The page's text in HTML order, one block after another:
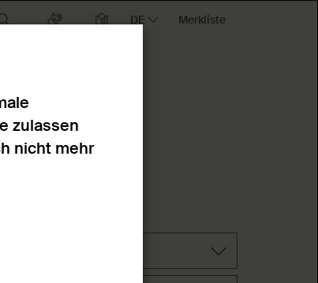
Merkliste
zulassen
nicht mehr